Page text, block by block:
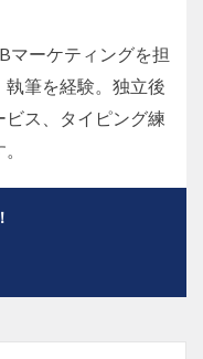
マーケティングを担
筆を経験。独立後
ス、タイピング練